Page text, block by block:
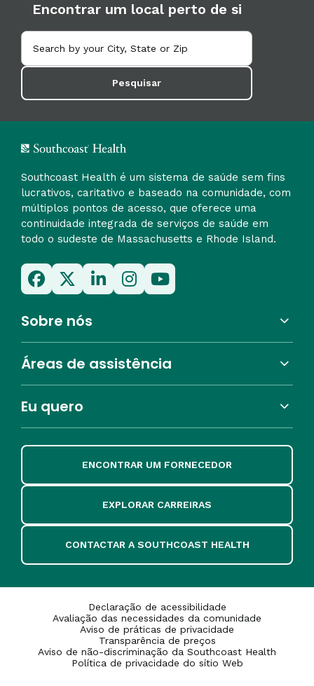
Encontrar um local perto de si
Pesquisar
Southcoast Health é um sistema de saúde sem fins
lucrativos, caritativo e baseado na comunidade, com
múltiplos pontos de acesso, que oferece uma
continuidade integrada de serviços de saúde em
todo o sudeste de Massachusetts e Rhode Island.
Sobre nós
Áreas de assistência
Eu quero
ENCONTRAR UM FORNECEDOR
EXPLORAR CARREIRAS
CONTACTAR A SOUTHCOAST HEALTH
Declaração de acessibilidade
Avaliação das necessidades da comunidade
Aviso de práticas de privacidade
Transparência de preços
Aviso de não-discriminação da Southcoast Health
Política de privacidade do sítio Web